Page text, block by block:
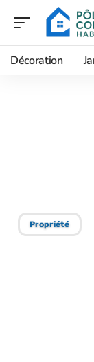
Décoration
Propriété